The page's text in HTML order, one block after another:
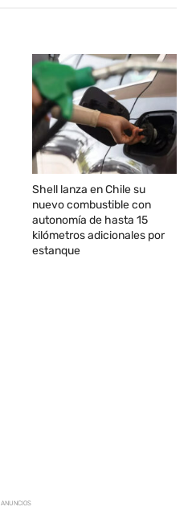
Shell lanza en Chile su
nuevo combustible con
autonomía de hasta 15
kilómetros adicionales por
estanque
ANUNCIOS